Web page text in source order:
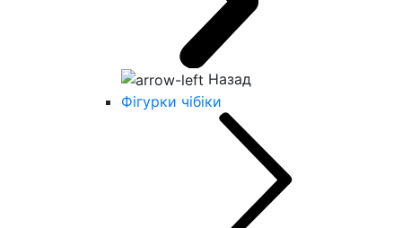
Назад
Фігурки чібіки